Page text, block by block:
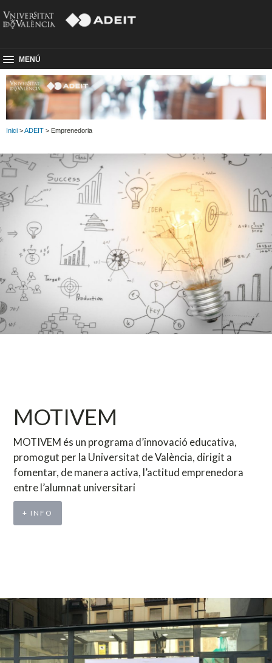
MENÚ
Inici >ADEIT > Emprenedoria
MOTIVEM
MOTIVEM és un programa d’innovació educativa,
promogut per la Universitat de València, dirigit a
fomentar, de manera activa, l’actitud emprenedora
entre l’alumnat universitari
+ INFO